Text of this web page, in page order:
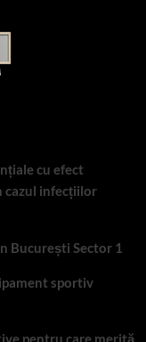
cu efect
cazul infecțiilor
București Sector 1
sportiv
pentru care merită